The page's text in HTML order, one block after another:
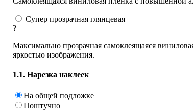
Супер прозрачная глянцевая
?
Максимально прозрачная самоклеящаяся
яркостью изображения.
1.1. Нарезка наклеек
На общей подложке
Поштучно